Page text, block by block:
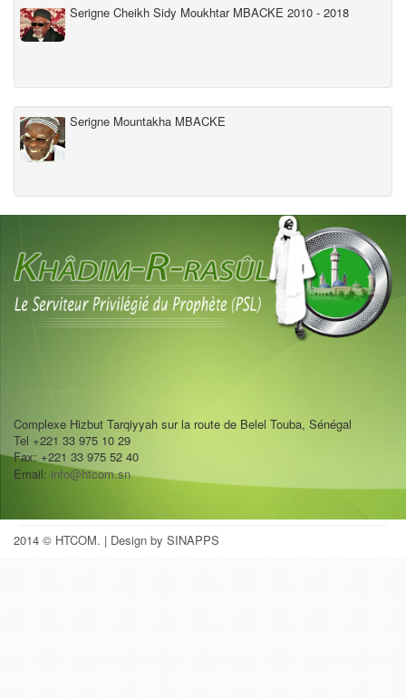
Serigne Cheikh Sidy Moukhtar MBACKE 2010 - 2018
Serigne Mountakha MBACKE
Complexe Hizbut Tarqiyyah sur la route de Belel Touba, Sénégal
Tel +221 33 975 10 29
Fax: +221 33 975 52 40
Email: info@htcom.sn
2014 © HTCOM. | Design by SINAPPS